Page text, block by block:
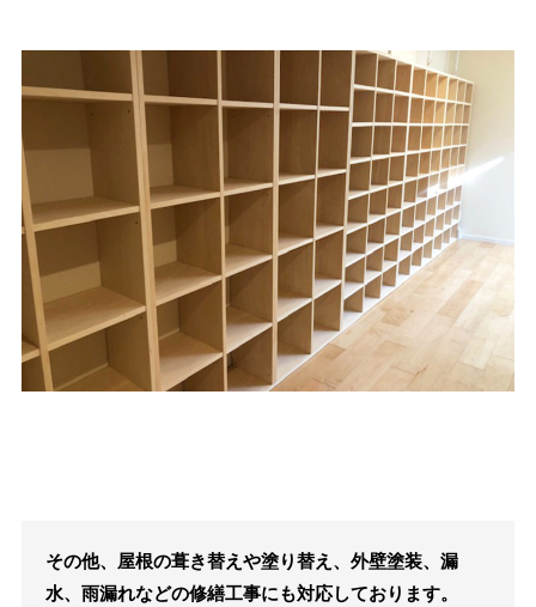
その他、屋根の葺き替えや塗り替え、外壁塗装、漏
水、雨漏れなどの修繕工事にも対応しております。